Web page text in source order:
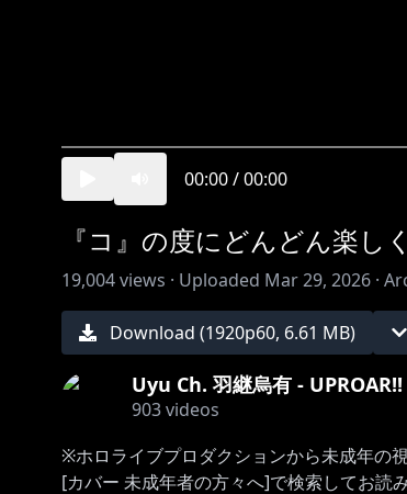
00:00/00:00
『コ』の度にどんどん楽
19,004views · Uploaded Mar 29, 2026 ·
Download (1920p60, 6.61 MB)
Uyu Ch. 羽継烏有 -
903videos
※ホロライブプロダクションから未成年の